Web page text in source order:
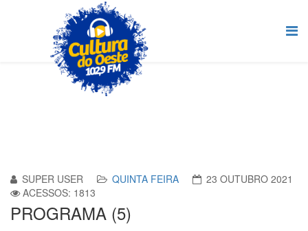
SUPER USER QUINTA FEIRA
23 OUTUBRO 2021
ACESSOS: 1813
PROGRAMA (5)